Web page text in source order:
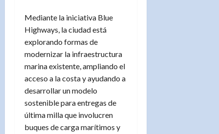
Mediante la iniciativa Blue
Highways, la ciudad está
explorando formas de
modernizar la infraestructura
marina existente, ampliando el
acceso a la costa y ayudando a
desarrollar un modelo
sostenible para entregas de
última milla que involucren
buques de carga marítimos y